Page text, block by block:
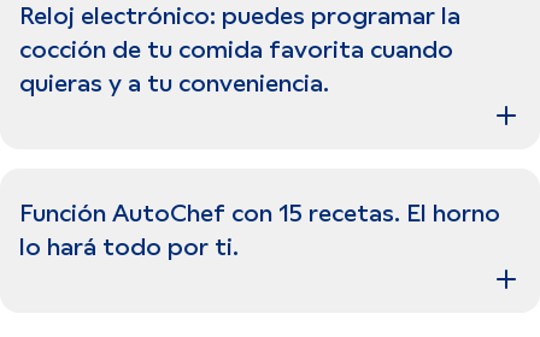
Reloj electrónico: puedes programar la
cocción de tu comida favorita cuando
quieras y a tu conveniencia.
Función AutoChef con 15 recetas. El horno
lo hará todo por ti.